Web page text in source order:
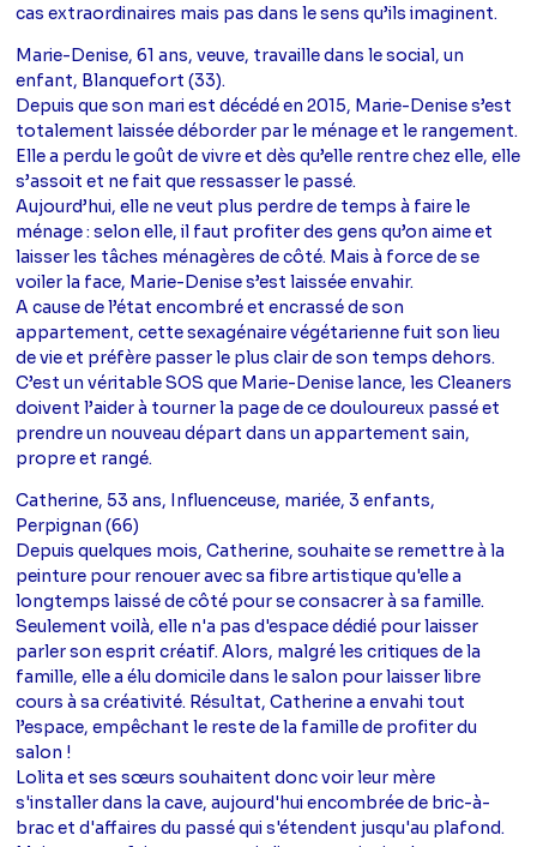
cas extraordinaires mais pas dans le sens qu’ils imaginent.
Marie-Denise, 61 ans, veuve, travaille dans le social, un
enfant, Blanquefort (33).
Depuis que son mari est décédé en 2015, Marie-Denise s’est
totalement laissée déborder par le ménage et le rangement.
Elle a perdu le goût de vivre et dès qu’elle rentre chez elle, elle
s’assoit et ne fait que ressasser le passé.
Aujourd’hui, elle ne veut plus perdre de temps à faire le
ménage : selon elle, il faut profiter des gens qu’on aime et
laisser les tâches ménagères de côté. Mais à force de se
voiler la face, Marie-Denise s’est laissée envahir.
A cause de l’état encombré et encrassé de son
appartement, cette sexagénaire végétarienne fuit son lieu
de vie et préfère passer le plus clair de son temps dehors.
C’est un véritable SOS que Marie-Denise lance, les Cleaners
doivent l’aider à tourner la page de ce douloureux passé et
prendre un nouveau départ dans un appartement sain,
propre et rangé.
Catherine, 53 ans, Influenceuse, mariée, 3 enfants,
Perpignan (66)
Depuis quelques mois, Catherine, souhaite se remettre à la
peinture pour renouer avec sa fibre artistique qu'elle a
longtemps laissé de côté pour se consacrer à sa famille.
Seulement voilà, elle n'a pas d'espace dédié pour laisser
parler son esprit créatif. Alors, malgré les critiques de la
famille, elle a élu domicile dans le salon pour laisser libre
cours à sa créativité. Résultat, Catherine a envahi tout
l’espace, empêchant le reste de la famille de profiter du
salon !
Lolita et ses sœurs souhaitent donc voir leur mère
s'installer dans la cave, aujourd'hui encombrée de bric-à-
brac et d'affaires du passé qui s'étendent jusqu'au plafond.